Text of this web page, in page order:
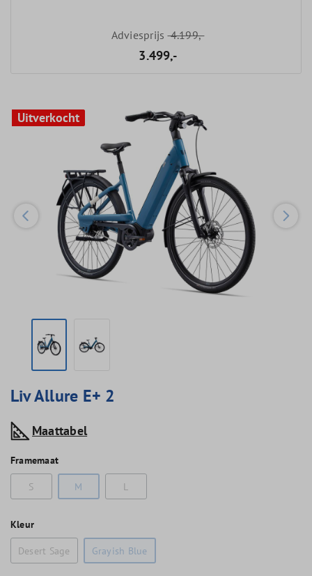
Adviesprijs4.199,-
3.499,-
Uitverkocht
Uitverkocht
Liv Allure E+ 2
Maattabel
Framemaat
S
M L
Kleur
Desert Sage
Grayish Blue